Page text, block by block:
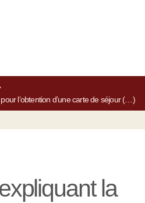
l’obtention d’une carte de séjour (…)
la